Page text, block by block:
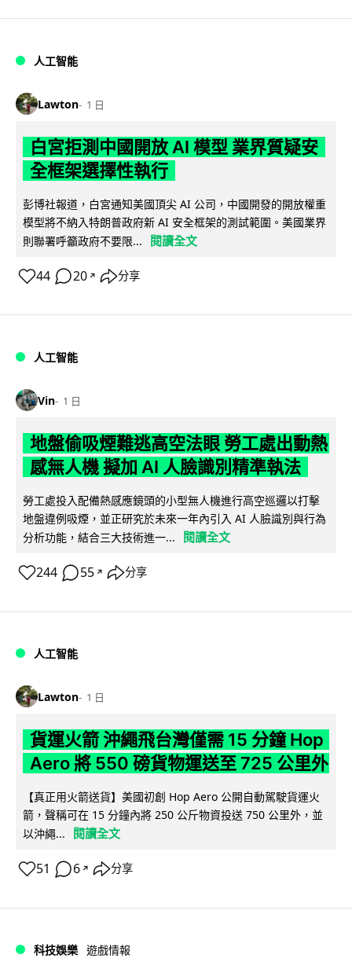
人工智能
Lawton 1 日
白宮拒測中國開放 AI 模型 業界質疑安
全框架選擇性執行
彭博社報道，白宮通知美國頂尖 AI 公司，中國開發的開放權重
模型將不納入特朗普政府新 AI 安全框架的測試範圍。美國業界
則聯署呼籲政府不要限...
閱讀全文
44 20 ↗ 分享
人工智能
Vin 1 日
地盤偷吸煙難逃高空法眼 勞工處出動熱
感無人機 擬加 AI 人臉識別精準執法
勞工處投入配備熱感應鏡頭的小型無人機進行高空巡邏以打擊
地盤違例吸煙，並正研究於未來一年內引入 AI 人臉識別與行為
分析功能，結合三大技術進一...
閱讀全文
244 55 ↗ 分享
人工智能
Lawton 1 日
貨運火箭 沖繩飛台灣僅需 15 分鐘 Hop
Aero 將 550 磅貨物運送至 725 公里外
【真正用火箭送貨】美國初創 Hop Aero 公開自動駕駛貨運火
箭，聲稱可在 15 分鐘內將 250 公斤物資投送 750 公里外，並
以沖繩...
閱讀全文
51 6 ↗ 分享
科技娛樂 遊戲情報